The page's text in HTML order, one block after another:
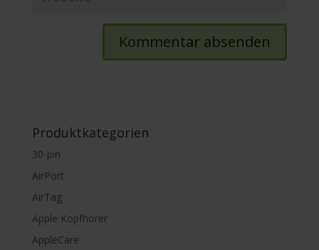
Produktkategorien
30-pin
AirPort
AirTag
Apple Kopfhörer
AppleCare